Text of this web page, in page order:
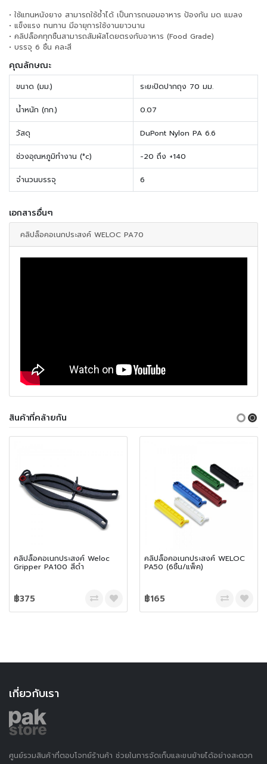
• ใช้แทนหนังยาง สามารถใช้ซ้ำได้ เป็นการถนอมอาหาร ป้องกัน มด แมลง
• แข็งแรง ทนทาน มีอายุการใช้งานยาวนาน
• คลิปล็อคทุกชิ้นสามารถสัมผัสโดยตรงกับอาหาร (Food Grade)
• บรรจุ 6 ชิ้น คละสี
คุณลักษณะ
ขนาด (มม.) ระยะปิดปากถุง 70 มม.
น้ำหนัก (กก.) 0.07
วัสดุ DuPont Nylon PA 6.6
ช่วงอุณหภูมิทำงาน (°c) -20 ถึง +140
จำนวนบรรจุ 6
เอกสารอื่นๆ
คลิปล็อคอเนกประสงค์ WELOC PA70
สินค้าที่คล้ายกัน
คลิปล็อคอเนกประสงค์ Weloc
Gripper PA100 สีดำ
฿375
คลิปล็อคอเนกประสงค์ WELOC
PA50 (6ชิ้น/แพ็ค)
฿165
เกี่ยวกับเรา
ศูนย์รวมสินค้าที่ตอบโจทย์ร้านค้า ช่วยในการจัดเก็บและขนย้ายได้อย่างสะดวก